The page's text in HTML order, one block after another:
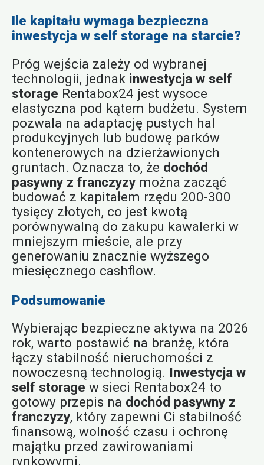
Ile kapitału wymaga bezpieczna
inwestycja w self storage na starcie?
Próg wejścia zależy od wybranej
technologii, jednak inwestycja w self
storage Rentabox24 jest wysoce
elastyczna pod kątem budżetu. System
pozwala na adaptację pustych hal
produkcyjnych lub budowę parków
kontenerowych na dzierżawionych
gruntach. Oznacza to, że dochód
pasywny z franczyzymożna zacząć
budować z kapitałem rzędu 200-300
tysięcy złotych, co jest kwotą
porównywalną do zakupu kawalerki w
mniejszym mieście, ale przy
generowaniu znacznie wyższego
miesięcznego cashflow.
Podsumowanie
Wybierając bezpieczne aktywa na 2026
rok, warto postawić na branżę, która
łączy stabilność nieruchomości z
nowoczesną technologią. Inwestycja w
self storage w sieci Rentabox24 to
gotowy przepis na dochód pasywny z
franczyzy, który zapewni Ci stabilność
finansową, wolność czasu i ochronę
majątku przed zawirowaniami
rynkowymi.